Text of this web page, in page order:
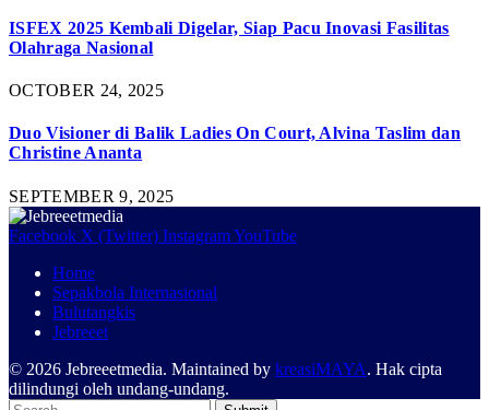
ISFEX 2025 Kembali Digelar, Siap Pacu Inovasi Fasilitas
Olahraga Nasional
OCTOBER 24, 2025
Duo Visioner di Balik Ladies On Court, Alvina Taslim dan
Christine Ananta
SEPTEMBER 9, 2025
Facebook X (Twitter) InstagramYouTube
Home
Sepakbola Internasional
Bulutangkis
Jebreeet
© 2026 Jebreeetmedia. Maintained by kreasiMAYA. Hak cipta
dilindungi oleh undang-undang.